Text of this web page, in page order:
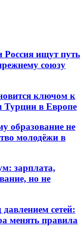
ищут путь
союзу
ключом к
Турции в Европе
образование не
молодёжи в
зарплата,
но не
сетей:
менять правила